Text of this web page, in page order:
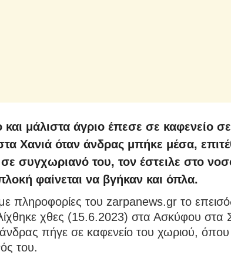
και μάλιστα άγριο έπεσε σε καφενείο
Χανιά όταν άνδρας μπήκε μέσα,
συγχωριανό του, τον έστειλε στο
φαίνεται να βγήκαν και όπλα.
πληροφορίες του zarpanews.gr το
χθες (15.6.2023) στα Ασκύφου στα
πήγε σε καφενείο του χωριού,
του.